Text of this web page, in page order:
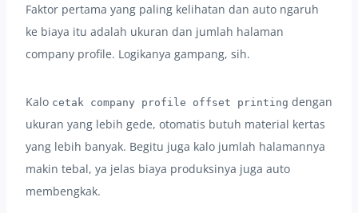
Faktor pertama yang paling kelihatan dan auto ngaruh
ke biaya itu adalah ukuran dan jumlah halaman
company profile. Logikanya gampang, sih.
Kalo cetak company profile offset printing dengan
ukuran yang lebih gede, otomatis butuh material kertas
yang lebih banyak. Begitu juga kalo jumlah halamannya
makin tebal, ya jelas biaya produksinya juga auto
membengkak.